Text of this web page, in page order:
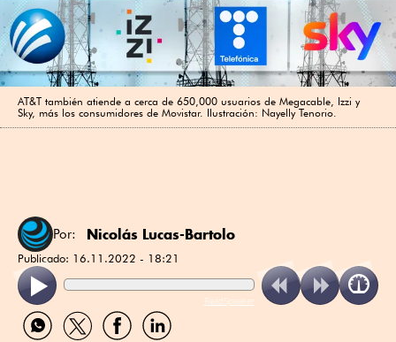
AT&T también atiende a cerca de 650,000 usuarios de Megacable, Izzi y
Sky, más los consumidores de Movistar. Ilustración: Nayelly Tenorio.
Por: Nicolás Lucas-Bartolo
Publicado: 16.11.2022 - 18:21
ReadSpeaker
Compartir
por
Compartir
por
Compartir
por
Compartir
por